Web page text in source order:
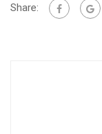
Share: